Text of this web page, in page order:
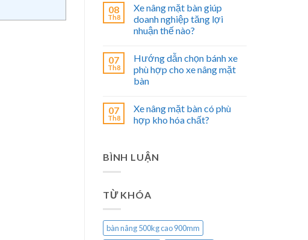
08
Th8
Xe nâng mặt bàn giúp
doanh nghiệp tăng lợi
nhuận thế nào?
07
Th8
Hướng dẫn chọn bánh xe
phù hợp cho xe nâng mặt
bàn
07
Th8
Xe nâng mặt bàn có phù
hợp kho hóa chất?
BÌNH LUẬN
TỪ KHÓA
bàn nâng 500kg cao 900mm